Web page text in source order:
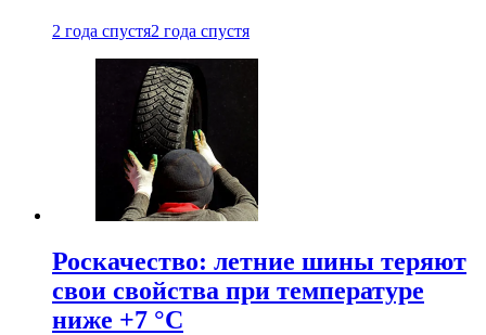
2 года спустя2 года спустя
Роскачество: летние шины теряют
свои свойства при температуре
ниже +7 °C